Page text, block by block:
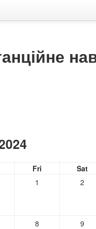
Fri Sat
1
2
8 9